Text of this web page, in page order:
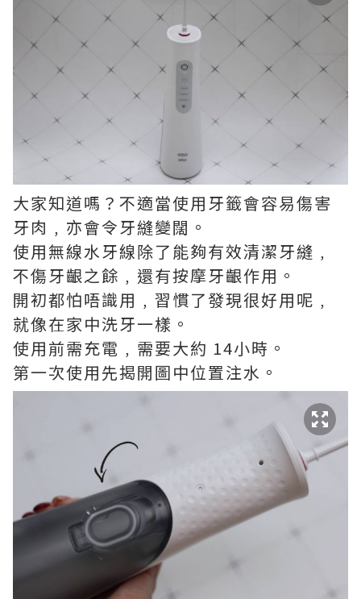
大家知道嗎？不適當使用牙籤會容易傷害
牙肉﹐亦會令牙縫變闊。
使用無線水牙線除了能夠有效清潔牙縫﹐
不傷牙齦之餘﹐還有按摩牙齦作用。
開初都怕唔識用﹐習慣了發現很好用呢﹐
就像在家中洗牙一樣。
使用前需充電﹐需要大約 14小時。
第一次使用先揭開圖中位置注水。